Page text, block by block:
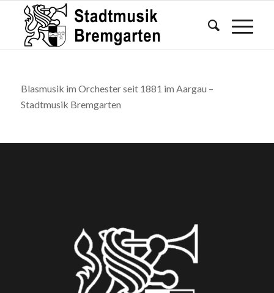
Blasmusik im Orchester seit 1881 im Aargau –
Stadtmusik Bremgarten